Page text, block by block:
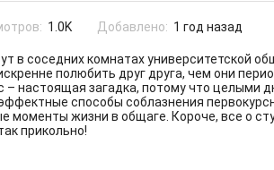
1.0K Добавлено: 1 год назад
в соседних комнатах университетской
полюбить друг друга, чем они
– настоящая загадка, потому что целыми
способы соблазнения
моменты жизни в общаге. Короче, все о
прикольно!